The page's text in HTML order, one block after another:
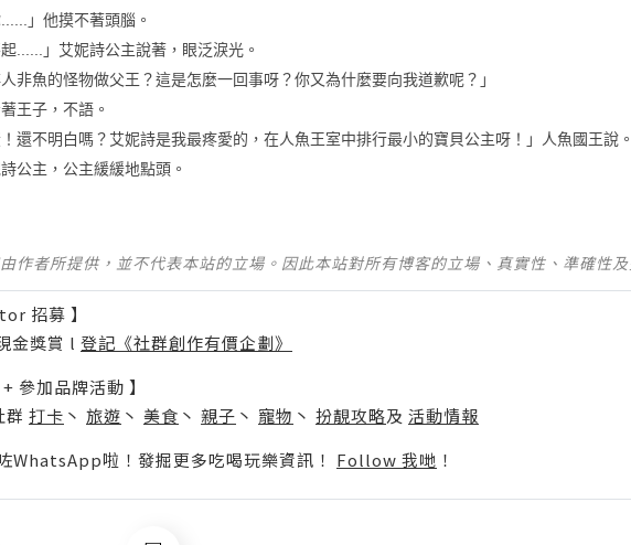
......」他摸不著頭腦。
起......」艾妮詩公主說著，眼泛淚光。
人非魚的怪物做父王？這是怎麼一回事呀？你又為什麼要向我道歉呢？」
王子，不語。
！還不明白嗎？艾妮詩是我最疼愛的，在人魚王室中排行最小的寶貝公主呀！」人魚國王說。
公主，公主緩緩地點頭。
作者所提供，並不代表本站的立場。因此本站對所有博客的立場、真實性、準確性
招募 】
金獎賞 l 登記《社群創作有價企劃》
參加品牌活動 】
群 打卡 丶 旅遊 丶 美食 丶 親子 丶 寵物 丶 扮靚攻略及 活動情報
WhatsApp啦！發掘更多吃喝玩樂資訊！ Follow 我哋 ！